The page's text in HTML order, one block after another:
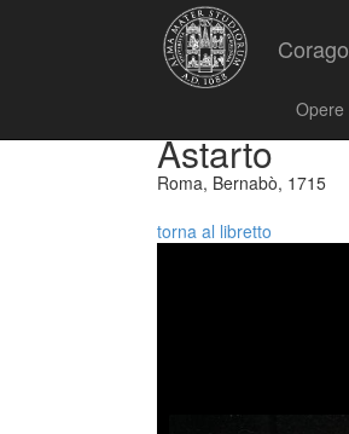
Corago
Opere
Astarto
Roma, Bernabò, 1715
torna al libretto